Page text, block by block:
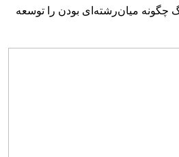
چگونه میان‌رشته‌ای بودن را توسعه